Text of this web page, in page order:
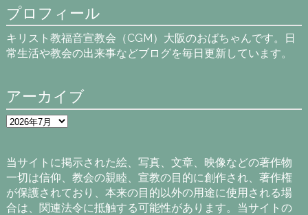
プロフィール
キリスト教福音宣教会（CGM）大阪のおばちゃんです。日
常生活や教会の出来事などブログを毎日更新しています。
アーカイブ
ア
ー
ブ
当サイトに掲示された絵、写真、文章、映像などの著作物
一切は信仰、教会の親睦、宣教の目的に創作され、著作権
が保護されており、本来の目的以外の用途に使用される場
合は、関連法令に抵触する可能性があります。当サイトの